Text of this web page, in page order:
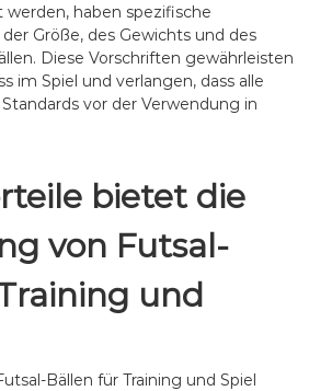
haben spezifische
Größe, des Gewichts und des
Diese Vorschriften gewährleisten
im Spiel und verlangen, dass alle
vor der Verwendung in
bietet die
von Futsal-
und
Bällen für Training und Spiel